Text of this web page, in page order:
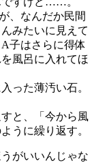
、なんだか民間
みたいに見えて
子はさらに得体
風呂に入れてほ
った薄汚い石。
と、「今から風
うに繰り返す。
がいいんじゃな